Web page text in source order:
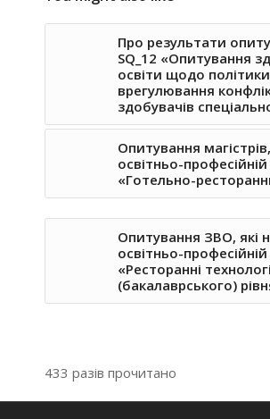
Про результати
SQ_12 «Опитування
освіти щодо
врегулювання
здобувачів
Опитування
освітньо-
«Готельно-
Опитування ЗВО, які
освітньо-
«Ресторанні
(бакалаврського)
433 разів прочитано